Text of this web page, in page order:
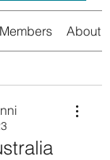
Members About